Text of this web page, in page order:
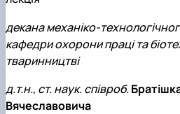
декана механіко-
кафедри охорони праці та
тваринництві
д.т.н., ст. наук. співроб.
Вячеславовича